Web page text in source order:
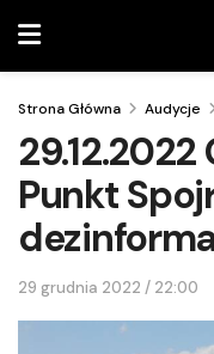
Strona Główna Audycje
Punkt
29 grudnia 2022 / 22:00